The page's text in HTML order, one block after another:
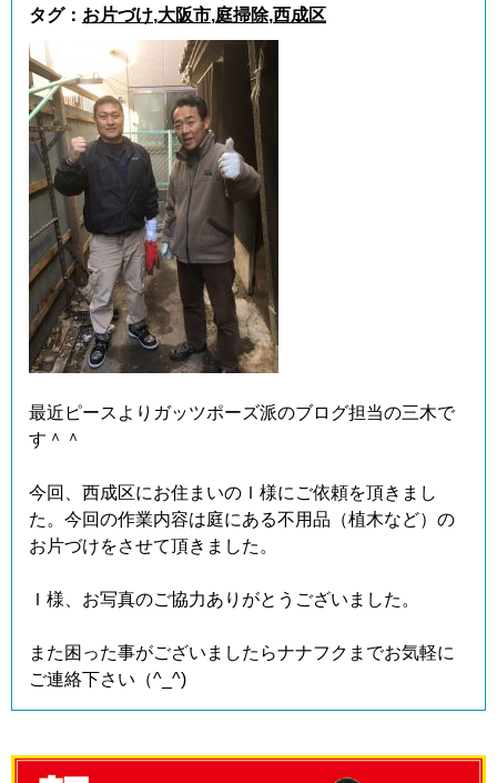
タグ： お片づけ,大阪市,庭掃除,西成区
最近ピースよりガッツポーズ派のブログ担当の三木で
す＾＾
今回、西成区にお住まいのＩ様にご依頼を頂きまし
た。今回の作業内容は庭にある不用品（植木など）の
お片づけをさせて頂きました。
Ｉ様、お写真のご協力ありがとうございました。
また困った事がございましたらナナフクまでお気軽に
ご連絡下さい（^_^)